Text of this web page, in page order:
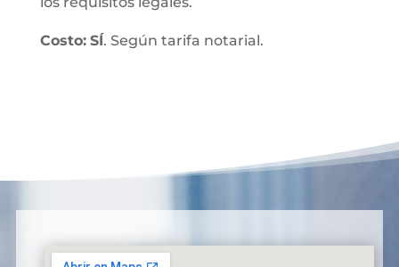
Costo: SÍ. Según tarifa notarial.